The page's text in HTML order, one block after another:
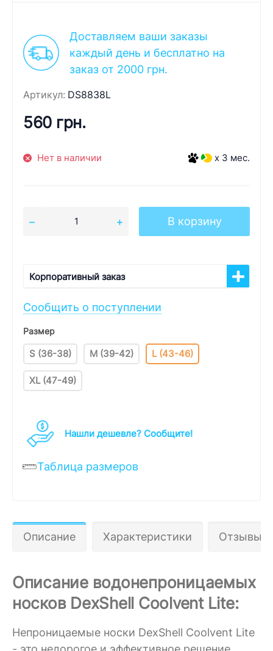
Доставляем ваши заказы
каждый день и бесплатно на
заказ от 2000 грн.
Артикул: DS8838L
560 грн.
Нет в наличии x 3 мес.
В корзину
Корпоративный заказ
Сообщить о поступлении
Размер
S (36-38) M (39-42) L (43-46)
XL (47-49)
Нашли дешевле? Cообщите!
Таблица размеров
Описание Характеристики Отзывы 0
Описание водонепроницаемых
носков DexShell Coolvent Lite:
Непроницаемые носки DexShell Coolvent Lite